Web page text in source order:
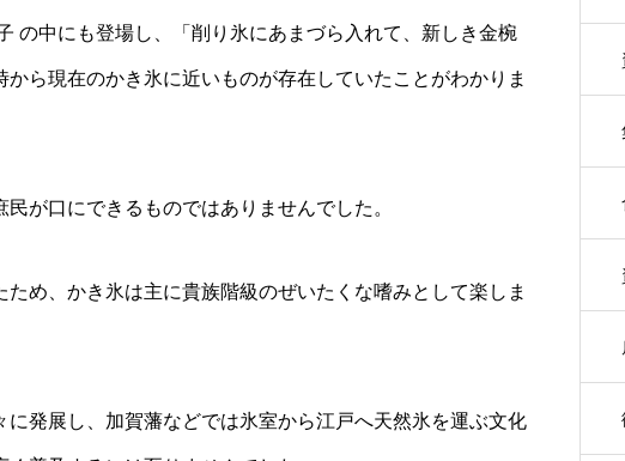
の中にも登場し、「削り氷にあまづら入れて、新しき金椀
ら現在のかき氷に近いものが存在していたことがわかりま
が口にできるものではありませんでした。
め、かき氷は主に貴族階級のぜいたくな嗜みとして楽しま
発展し、加賀藩などでは氷室から江戸へ天然氷を運ぶ文化